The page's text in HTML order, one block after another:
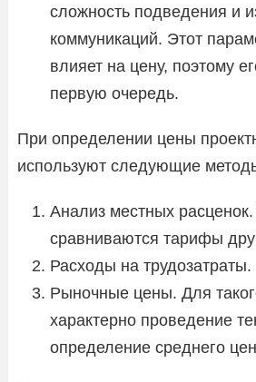
сложность подведения и
коммуникаций. Этот
влияет на цену, поэтому
первую очередь.
При определении цены
используют следующие
Анализ местных
сравниваются тарифы
Расходы на трудозатраты.
Рыночные цены. Для
характерно проведение
определение среднего